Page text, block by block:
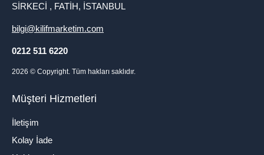
SİRKECİ , FATİH, İSTANBUL
bilgi@kilifmarketim.com
0212 511 6220
2026 © Copyright. Tüm hakları saklıdır.
Müşteri Hizmetleri
İletişim
Kolay İade